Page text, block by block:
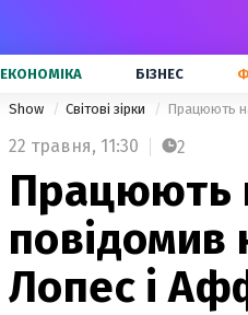
ЕКОНОМІКА БІЗНЕС
Show Світові зірки Працюють
22 травня, 11:30 2
Працюють
повідомив
Лопес і